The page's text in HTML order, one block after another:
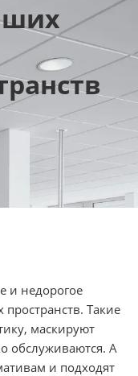
и недорогое
Такие
маскируют
обслуживаются. А
и подходят